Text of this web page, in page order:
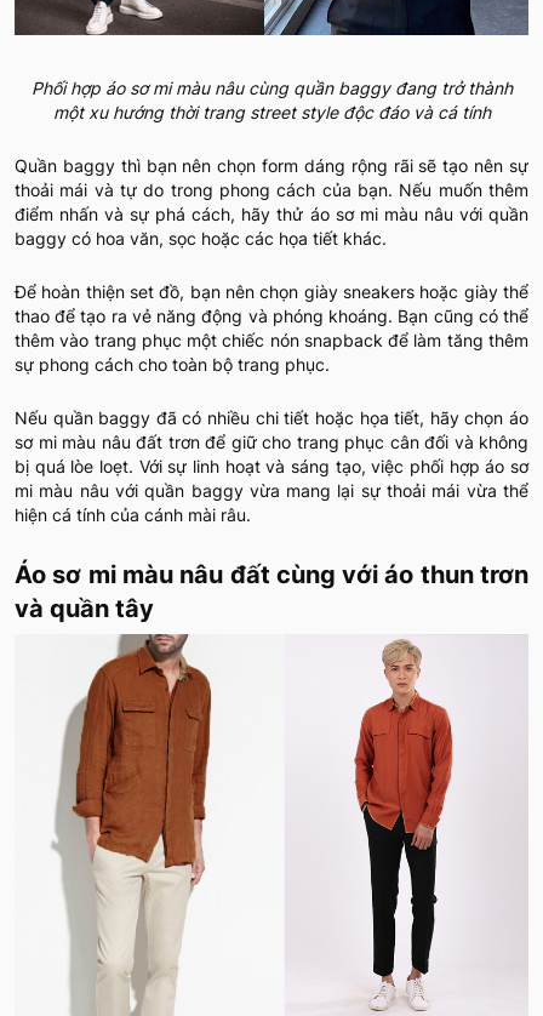
Phối hợp áo sơ mi màu nâu cùng quần baggy đang trở thành
một xu hướng thời trang street style độc đáo và cá tính
Quần baggy thì bạn nên chọn form dáng rộng rãi sẽ tạo nên sự
thoải mái và tự do trong phong cách của bạn. Nếu muốn thêm
điểm nhấn và sự phá cách, hãy thử áo sơ mi màu nâu với quần
baggy có hoa văn, sọc hoặc các họa tiết khác.
Để hoàn thiện set đồ, bạn nên chọn giày sneakers hoặc giày thể
thao để tạo ra vẻ năng động và phóng khoáng. Bạn cũng có thể
thêm vào trang phục một chiếc nón snapback để làm tăng thêm
sự phong cách cho toàn bộ trang phục.
Nếu quần baggy đã có nhiều chi tiết hoặc họa tiết, hãy chọn áo
sơ mi màu nâu đất trơn để giữ cho trang phục cân đối và không
bị quá lòe loẹt. Với sự linh hoạt và sáng tạo, việc phối hợp áo sơ
mi màu nâu với quần baggy vừa mang lại sự thoải mái vừa thể
hiện cá tính của cánh mài râu.
Áo sơ mi màu nâu đất cùng với áo thun trơn
và quần tây